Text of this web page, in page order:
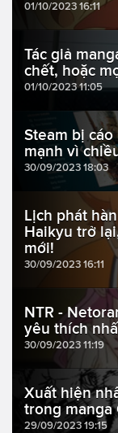
01/10/2023 16:11
Tác giả
chết, hoặc
01/10/2023 11:05
Steam bị
mạnh vì
30/09/2023 18:03
Lịch phát
Haikyu trở
mới!
30/09/2023 16:11
NTR -
yêu thích
30/09/2023 11:19
Xuất hiện
trong manga
29/09/2023 19:15